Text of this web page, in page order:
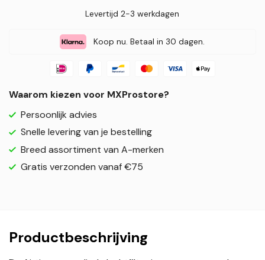
Levertijd 2-3 werkdagen
Koop nu. Betaal in 30 dagen.
Waarom kiezen voor MXProstore?
Persoonlijk advies
Snelle levering van je bestelling
Breed assortiment van A-merken
Gratis verzonden vanaf €75
Productbeschrijving